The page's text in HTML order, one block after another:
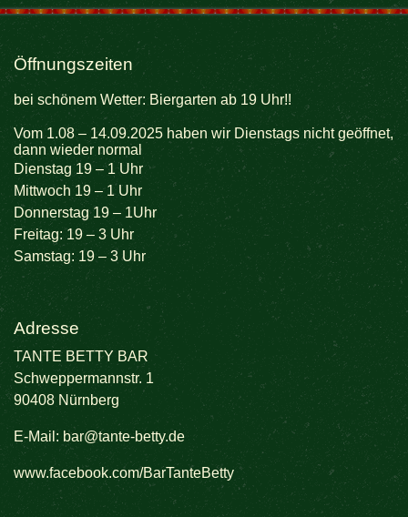
Öffnungszeiten
bei schönem Wetter: Biergarten ab 19 Uhr!!
Vom 1.08 – 14.09.2025 haben wir Dienstags nicht geöffnet,
dann wieder normal
Dienstag 19 – 1 Uhr
Mittwoch 19 – 1 Uhr
Donnerstag 19 – 1Uhr
Freitag: 19 – 3 Uhr
Samstag: 19 – 3 Uhr
Adresse
TANTE BETTY BAR
Schweppermannstr. 1
90408 Nürnberg
E-Mail: bar@tante-betty.de
www.facebook.com/BarTanteBetty